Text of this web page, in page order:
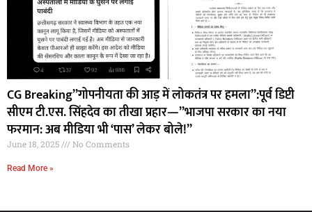
CG Breaking”गोपनीयता की आड़ में लोकतंत्र पर हमला”:पूर्व डिप्टी
सीएम टी.एस. सिंहदेव का तीखा प्रहार—”भाजपा सरकार का नया
फरमान: अब मीडिया भी ‘पास’ लेकर बोले!”
June 18, 2025 No Comments
Read More »